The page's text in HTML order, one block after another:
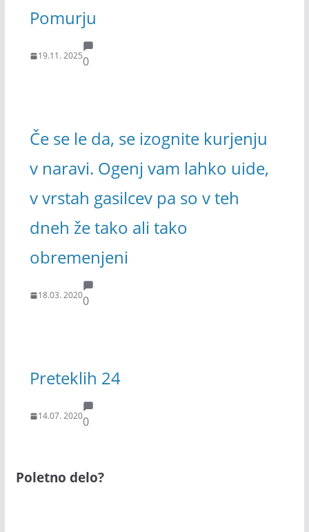
Pomurju
19.11. 20250
Če se le da, se izognite kurjenju
v naravi. Ogenj vam lahko uide,
v vrstah gasilcev pa so v teh
dneh že tako ali tako
obremenjeni
18.03. 20200
Preteklih 24
14.07. 20200
Poletno delo?